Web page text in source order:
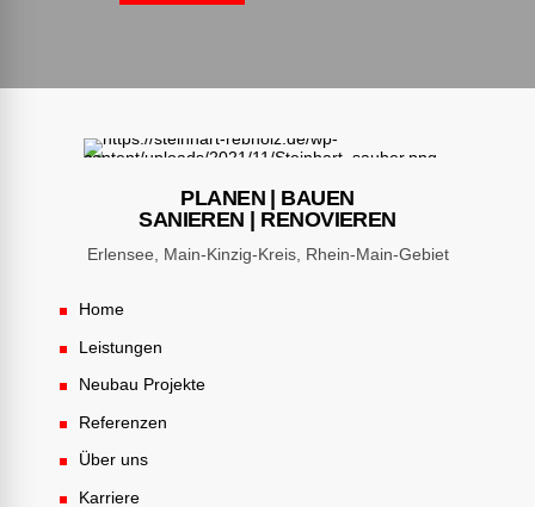
PLANEN | BAUEN
SANIEREN | RENOVIEREN
Erlensee, Main-Kinzig-Kreis, Rhein-Main-Gebiet
Home
Leistungen
Neubau Projekte
Referenzen
Über uns
Karriere